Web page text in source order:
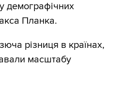
демографічних
Планка.
різниця в країнах,
масштабу